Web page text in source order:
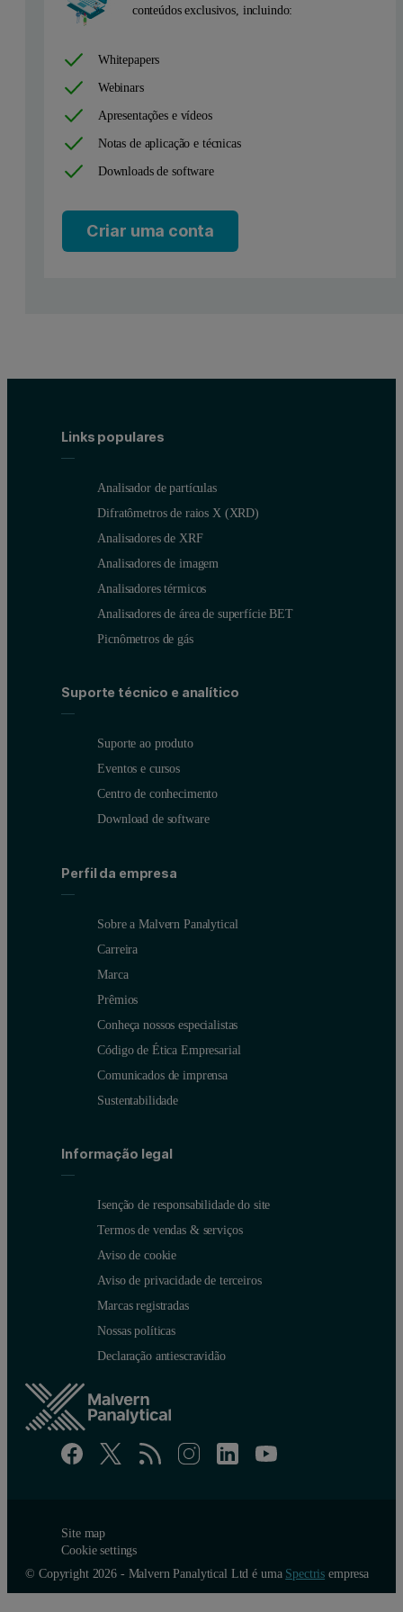
The results of the mineral composition of all 100 samples are
Summary
Figure 1. Quantitative Rietveld analysis of a complex copper ore
A very good match between the copper content calculated from
Figure 2. Mineralogical composition of 100 copper ore
Conclusions
Rapid mineralogical analysis with the Minerals edition of Aeris
conteúdos exclusivos, incluindo:
Whitepapers
Webinars
Apresentações e vídeos
Notas de aplicação e técnicas
Downloads de software
Criar uma conta
Links populares
Analisador de partículas
Difratômetros de raios X (XRD)
Analisadores de XRF
Analisadores de imagem
Analisadores térmicos
Analisadores de área de superfície BET
Picnômetros de gás
Suporte técnico e analítico
Suporte ao produto
Eventos e cursos
Centro de conhecimento
Download de software
Perfil da empresa
Sobre a Malvern Panalytical
Carreira
Marca
Prêmios
Conheça nossos especialistas
Código de Ética Empresarial
Comunicados de imprensa
Sustentabilidade
Informação legal
Isenção de responsabilidade do site
Termos de vendas & serviços
Aviso de cookie
Aviso de privacidade de terceiros
Marcas registradas
Nossas políticas
Declaração antiescravidão
Site map
Cookie settings
© Copyright 2026 - Malvern Panalytical Ltd é uma Spectris empresa